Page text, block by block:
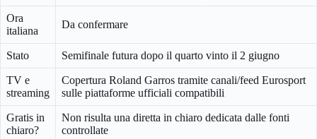
Ora
italiana
Da confermare
Stato Semifinale futura dopo il quarto vinto il 2 giugno
TV e
streaming
Copertura Roland Garros tramite canali/feed Eurosport
sulle piattaforme ufficiali compatibili
Gratis in
chiaro?
Non risulta una diretta in chiaro dedicata dalle fonti
controllate